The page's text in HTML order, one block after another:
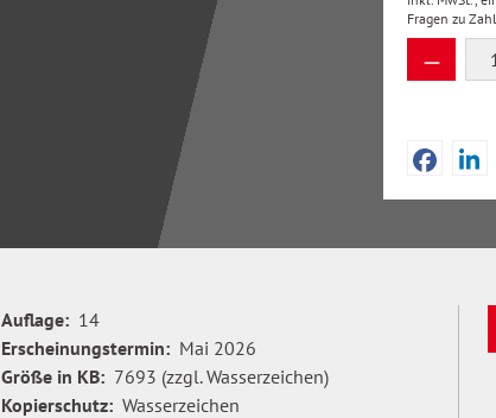
Fragen zu
Auflage: 14
Erscheinungstermin: Mai 2026
Größe in KB: 7693 (zzgl. Wasserzeichen)
Kopierschutz: Wasserzeichen